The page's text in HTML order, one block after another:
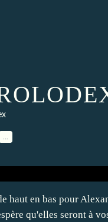
haut en bas pour
qu'elles seront à